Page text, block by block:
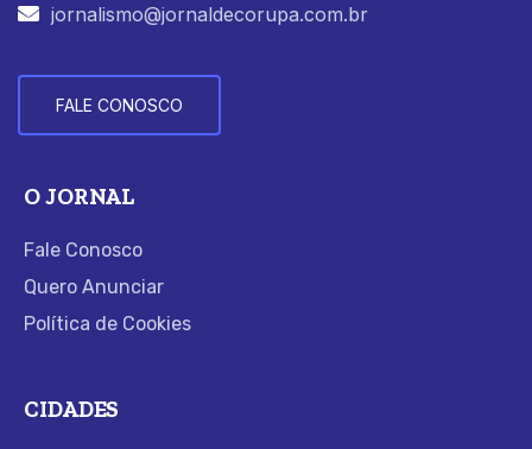
jornalismo@jornaldecorupa.com.br
FALE CONOSCO
O JORNAL
Fale Conosco
Quero Anunciar
Política de Cookies
CIDADES